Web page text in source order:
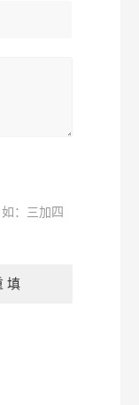
：三加四